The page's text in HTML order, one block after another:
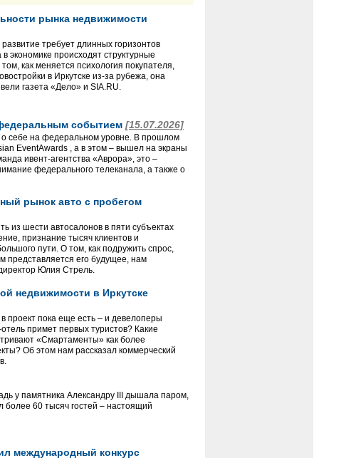
рынка недвижимости
требует длинных горизонтов
экономике происходят структурные
как меняется психология покупателя,
в Иркутске из-за рубежа, она
газета «Дело» и SIA.RU.
событием [15.07.2026]
о себе на федеральном уровне. В прошлом
EventAwards , а в этом – вышел на экраны
ивент-агентства «Аврора», это –
федерального телеканала, а также о
рынок авто с пробегом
из шести автосалонов в пяти субъектах
признание тысяч клиентов и
пути. О том, как подружить спрос,
представляется его будущее, нам
Юлия Стрель.
недвижимости в Иркутске
проект пока еще есть – и девелоперы
примет первых туристов? Какие
«Смартаменты» как более
Об этом нам рассказал коммерческий
у памятника Александру III дышала паром,
60 тысяч гостей – настоящий
международный конкурс